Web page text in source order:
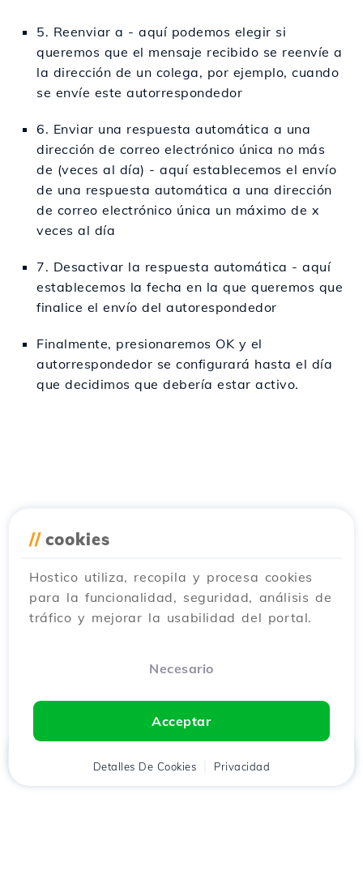
5. Reenviar a - aquí podemos elegir si
queremos que el mensaje recibido se reenvíe a
la dirección de un colega, por ejemplo, cuando
se envíe este autorrespondedor
6. Enviar una respuesta automática a una
dirección de correo electrónico única no más
de (veces al día) - aquí establecemos el envío
de una respuesta automática a una dirección
de correo electrónico única un máximo de x
veces al día
7. Desactivar la respuesta automática - aquí
establecemos la fecha en la que queremos que
finalice el envío del autorespondedor
Finalmente, presionaremos OK y el
autorrespondedor se configurará hasta el día
que decidimos que debería estar activo.
// cookies
Hostico utiliza, recopila y procesa cookies
para la funcionalidad, seguridad, análisis de
tráfico y mejorar la usabilidad del portal.
Necesario
Acceptar
Detalles De Cookies Privacidad
Cliente Carrito Chat